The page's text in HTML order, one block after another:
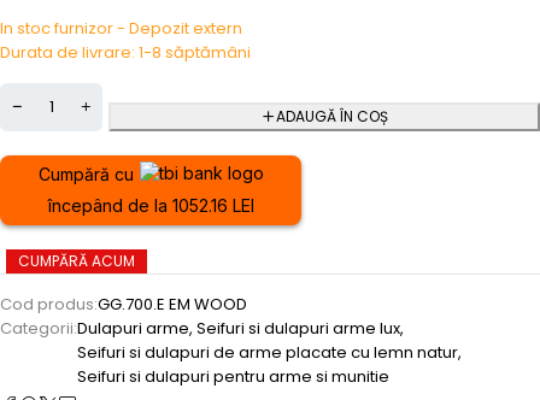
In stoc furnizor - Depozit extern
Durata de livrare: 1-8 săptămâni
ADAUGĂ ÎN COȘ
Cumpără cu
începând de la 1052.16 LEI
CUMPĂRĂ ACUM
Cod produs:GG.700.E EM WOOD
Categorii:Dulapuri arme, Seifuri si dulapuri arme lux,
Seifuri si dulapuri de arme placate cu lemn natur,
Seifuri si dulapuri pentru arme si munitie